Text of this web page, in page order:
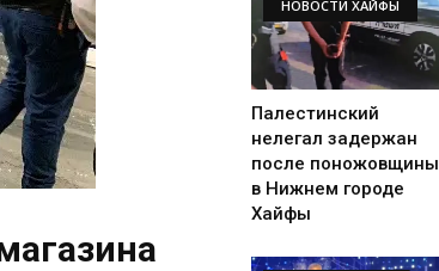
НОВОСТИ ХАЙФЫ
Палестинский
нелегал задержан
после поножовщины
в Нижнем городе
Хайфы